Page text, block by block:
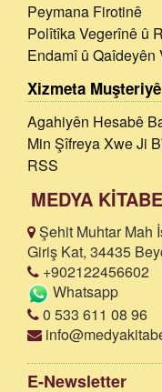
Peymana Firotinê
Polîtîka Vegerînê û
Endamî û Qaîdeyên
Xizmeta Muşteriyê
Agahiyên Hesabê
Min Şîfreya Xwe Ji
RSS
MEDYA
Şehit Muhtar Mah
Giriş Kat, 34435
+902122456602
Whatsapp
0 533 611 08 96
E-Newsletter